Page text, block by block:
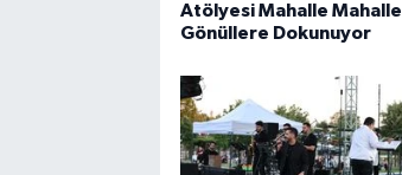
Atölyesi Mahalle Mahalle
Gönüllere Dokunuyor